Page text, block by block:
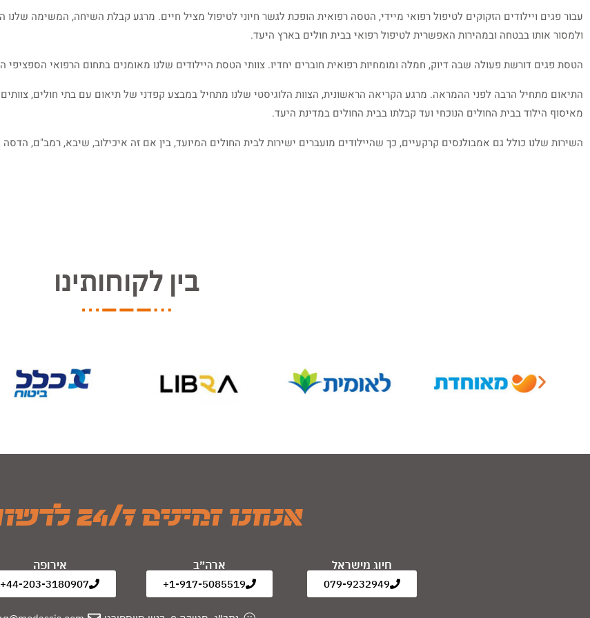
עבור פגים ויילודים הזקוקים לטיפול רפואי מיידי, הטסה רפואית הופכת לגשר חיוני לטיפול מציל חיים. מרגע קבלת השיחה, המשימה
ולמסור אותו בבטחה ובמהירות האפשרית לטיפול רפואי בבית חולים בארץ היעד.
הטסת פגים דורשת פעולה שבה דיוק, חמלה ומומחיות רפואית חוברים יחדיו. צוותי הטסת היילודים שלנו מאומנים בתחום הרפואי הספציפי
התיאום מתחיל הרבה לפני ההמראה. מרגע הקריאה הראשונית, הצוות הלוגיסטי שלנו מתחיל במבצע קפדני של תיאום עם בתי חולים,
מאיסוף הילוד בבית החולים הנוכחי ועד קבלתו בבית החולים במדינת היעד.
השירות שלנו כולל גם אמבולנסים קרקעיים, כך שהיילודים מועברים ישירות לבית החולים המיועד, בין אם זה איכילוב, שיבא, רמב"ם,
בין לקוחותינו
אנחנו זמינים 24/7 לרשותכם
חיוג מישראל
079-9232949
ארה״ב
1-917-5085519+
אירופה
44-203-3180907+